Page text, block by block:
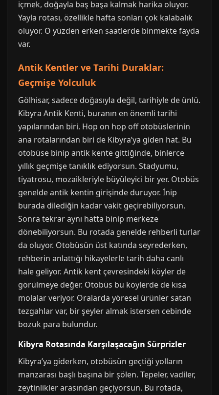
içmek, doğayla baş başa kalmak harika oluyor.
Yayla rotası, özellikle hafta sonları çok kalabalık
oluyor. O yüzden erken saatlerde binmekte fayda
var.
Antik Kentler ve Tarihi Duraklar:
Geçmişe Yolculuk
Gölhisar, sadece doğasıyla değil, tarihiyle de ünlü.
Kibyra Antik Kenti, buranın en önemli tarihi
yapılarından biri. Hop on hop off otobüslerinin
ana rotalarından biri de Kibyra’ya giden hat. Bu
otobüse binip antik kente gittiğinde, binlerce
yıllık geçmişe tanıklık ediyorsun. Stadyumu,
tiyatrosu, mozaikleriyle büyüleyici bir yer. Otobüs
genelde antik kentin girişinde duruyor. İnip
burada dilediğin kadar vakit geçirebiliyorsun.
Sonra tekrar aynı hatta binip merkeze
dönebiliyorsun. Bu rotada genelde rehberli turlar
da oluyor. Otobüsün üst katında seyrederken,
rehberin anlattığı hikayelerle tarih daha canlı
hale geliyor. Antik kent çevresindeki köyler de
görülmeye değer. Otobüs bu köylerde de kısa
molalar veriyor. Oralarda yöresel ürünler satan
tezgahlar var, bir şeyler almak istersen cebinde
bozuk para bulundur.
Kibyra Rotasında Karşılaşacağın Sürprizler
Kibyra’ya giderken, otobüsün geçtiği yolların
manzarası başlı başına bir şölen. Tepeler, vadiler,
zeytinlikler arasından geçiyorsun. Bu rotada,